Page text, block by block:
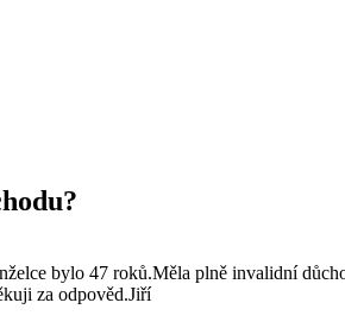
bylo 47 roků.Měla plně invalidní
za odpověd.Jiří